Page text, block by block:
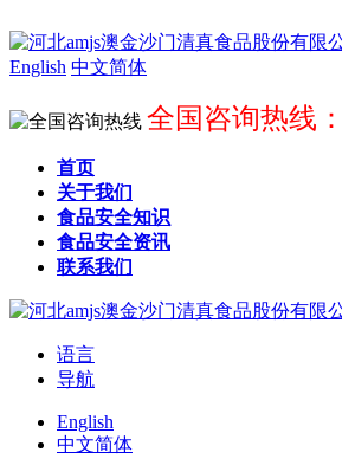
English 中文简体
全国咨询热线
首页
关于我们
食品安全知识
食品安全资讯
联系我们
语言
导航
English
中文简体